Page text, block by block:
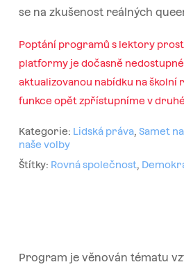
se na zkušenost reálných
Poptání programů s lektory
platformy je dočasně
aktualizovanou nabídku na školní
funkce opět zpřístupníme v
Kategorie: Lidská práva, Samet
naše volby
Štítky: Rovná společnost,
Program je věnován tématu